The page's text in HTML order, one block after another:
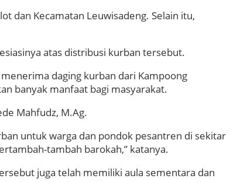
dan Kecamatan Leuwisadeng. Selain itu,
atas distribusi kurban tersebut.
daging kurban dari Kampoong
banyak manfaat bagi masyarakat.
Mahfudz, M.Ag.
untuk warga dan pondok pesantren di sekitar
tambah barokah,” katanya.
juga telah memiliki aula sementara dan